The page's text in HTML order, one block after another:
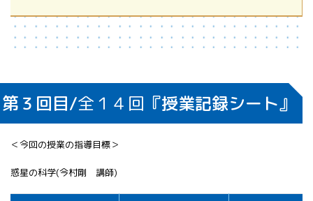
第３回目/全１４回 『授業記録シート』
＜今回の授業の指導目標＞
惑星の科学(今村剛 講師)